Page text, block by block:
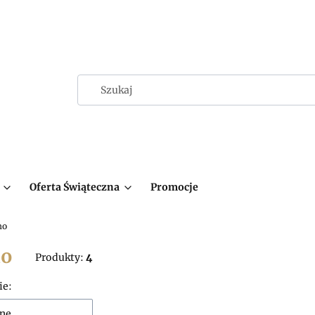
Oferta Świąteczna Promocje
Produkty: 4